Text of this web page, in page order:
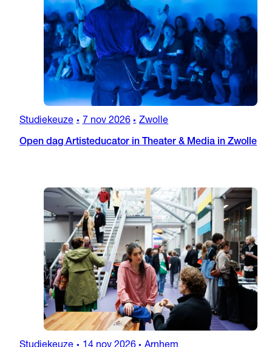
Studiekeuze • 7 nov 2026 • Zwolle
Open dag Artisteducator in Theater & Media in Zwolle
• •